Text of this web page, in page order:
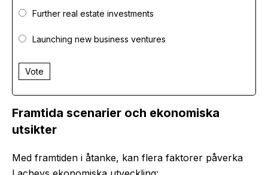
Further real estate investments
Launching new business ventures
Vote
Framtida scenarier och ekonomiska
utsikter
Med framtiden i åtanke, kan flera faktorer påverka